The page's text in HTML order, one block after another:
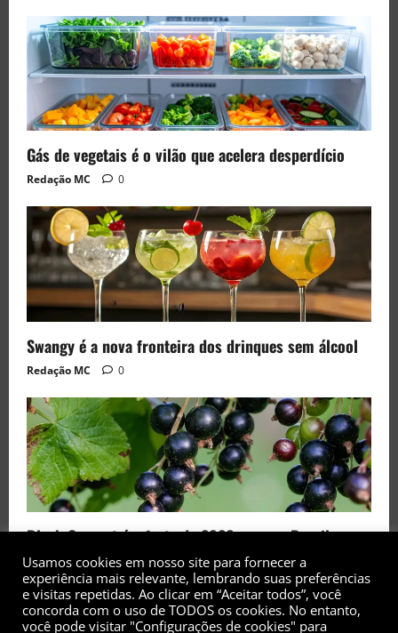
Gás de vegetais é o vilão que acelera desperdício
Redação MC 0
Swangy é a nova fronteira dos drinques sem álcool
Redação MC 0
Black Currant é a fruta de 2026 rara no Brasil
Redação MC 0
Usamos cookies em nosso site para fornecer a
experiência mais relevante, lembrando suas preferências
e visitas repetidas. Ao clicar em “Aceitar todos”, você
concorda com o uso de TODOS os cookies. No entanto,
você pode visitar "Configurações de cookies" para